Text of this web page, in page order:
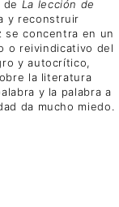
de La lección de
y reconstruir
se concentra en un
o reivindicativo del
y autocrítico,
la literatura
y la palabra a
da mucho miedo.